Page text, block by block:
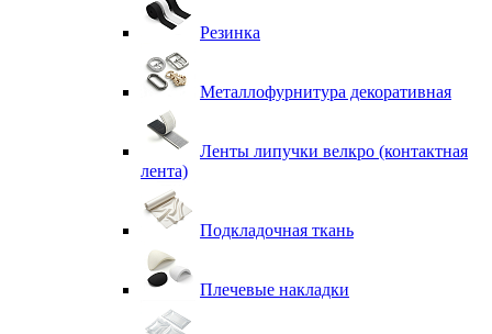
Резинка
Металлофурнитура декоративная
Ленты липучки велкро (контактная
лента)
Подкладочная ткань
Плечевые накладки